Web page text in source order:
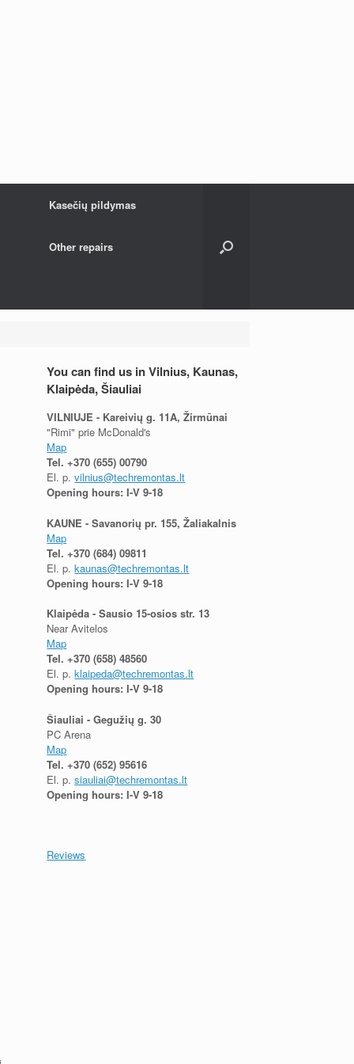
Kasečių pildymas
Other repairs
You can find us in Vilnius, Kaunas,
Klaipėda, Šiauliai
VILNIUJE - Kareivių g. 11A, Žirmūnai
"Rimi" prie McDonald's
Map
Tel.+370 (655) 00790
El. p.vilnius@techremontas.lt
Opening hours: I-V 9-18
KAUNE - Savanorių pr. 155, Žaliakalnis
Map
Tel.+370 (684) 09811
El. p.kaunas@techremontas.lt
Opening hours: I-V 9-18
Klaipėda - Sausio 15-osios str. 13
Near Avitelos
Map
Tel.+370 (658) 48560
El. p.klaipeda@techremontas.lt
Opening hours: I-V 9-18
Šiauliai - Gegužių g. 30
PC Arena
Map
Tel.+370 (652) 95616
El. p.siauliai@techremontas.lt
Opening hours: I-V 9-18
Reviews